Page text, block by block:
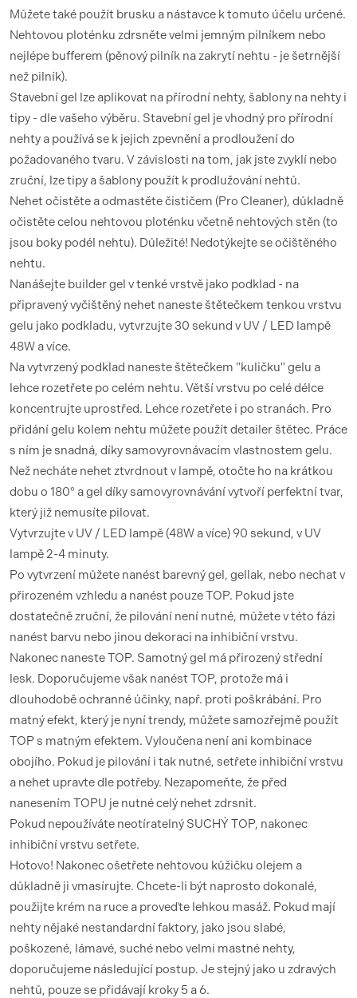
Můžete také použít brusku a nástavce k tomuto účelu určené.
Nehtovou ploténku zdrsněte velmi jemným pilníkem nebo
nejlépe bufferem (pěnový pilník na zakrytí nehtu - je šetrnější
než pilník).
Stavební gel lze aplikovat na přírodní nehty, šablony na nehty i
tipy - dle vašeho výběru. Stavební gel je vhodný pro přírodní
nehty a používá se k jejich zpevnění a prodloužení do
požadovaného tvaru. V závislosti na tom, jak jste zvyklí nebo
zruční, lze tipy a šablony použít k prodlužování nehtů.
Nehet očistěte a odmastěte čističem (Pro Cleaner), důkladně
očistěte celou nehtovou ploténku včetně nehtových stěn (to
jsou boky podél nehtu). Důležité! Nedotýkejte se očištěného
nehtu.
Nanášejte builder gel v tenké vrstvě jako podklad - na
připravený vyčištěný nehet naneste štětečkem tenkou vrstvu
gelu jako podkladu, vytvrzujte 30 sekund v UV / LED lampě
48W a více.
Na vytvrzený podklad naneste štětečkem "kuličku" gelu a
lehce rozetřete po celém nehtu. Větší vrstvu po celé délce
koncentrujte uprostřed. Lehce rozetřete i po stranách. Pro
přidání gelu kolem nehtu můžete použít detailer štětec. Práce
s ním je snadná, díky samovyrovnávacím vlastnostem gelu.
Než necháte nehet ztvrdnout v lampě, otočte ho na krátkou
dobu o 180° a gel díky samovyrovnávání vytvoří perfektní tvar,
který již nemusíte pilovat.
Vytvrzujte v UV / LED lampě (48W a více) 90 sekund, v UV
lampě 2-4 minuty.
Po vytvrzení můžete nanést barevný gel, gellak, nebo nechat v
přirozeném vzhledu a nanést pouze TOP. Pokud jste
dostatečně zruční, že pilování není nutné, můžete v této fázi
nanést barvu nebo jinou dekoraci na inhibiční vrstvu.
Nakonec naneste TOP. Samotný gel má přirozený střední
lesk. Doporučujeme však nanést TOP, protože má i
dlouhodobě ochranné účinky, např. proti poškrábání. Pro
matný efekt, který je nyní trendy, můžete samozřejmě použít
TOP s matným efektem. Vyloučena není ani kombinace
obojího. Pokud je pilování i tak nutné, setřete inhibiční vrstvu
a nehet upravte dle potřeby. Nezapomeňte, že před
nanesením TOPU je nutné celý nehet zdrsnit.
Pokud nepoužíváte neotíratelný SUCHÝ TOP, nakonec
inhibiční vrstvu setřete.
Hotovo! Nakonec ošetřete nehtovou kůžičku olejem a
důkladně ji vmasírujte. Chcete-li být naprosto dokonalé,
použijte krém na ruce a proveďte lehkou masáž. Pokud mají
nehty nějaké nestandardní faktory, jako jsou slabé,
poškozené, lámavé, suché nebo velmi mastné nehty,
doporučujeme následující postup. Je stejný jako u zdravých
nehtů, pouze se přidávají kroky 5 a 6.